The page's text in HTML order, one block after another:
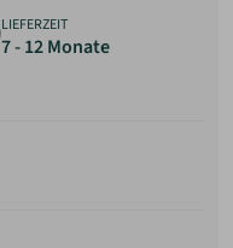
LIEFERZEIT
7 - 12 Monate